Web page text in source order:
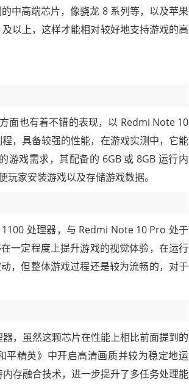
中高端芯片，像骁龙 8 系列等，以及苹果
以上，这样才能相对较好地支持游戏的高
面也有着不错的表现，以 Redmi Note 10
，具备较强的性能，在游戏实测中，它能
戏需求，其配备的 6GB 或 8GB 运行内
家安装游戏以及存储游戏数据。
处理器，与 Redmi Note 10 Pro 处于
一定程度上提升游戏的视觉体验，在运行
，但整体游戏过程还是较为流畅的，对于
，虽然这颗芯片在性能上相比前面提到的
平精英》中开启高清画质并较为稳定地运
存融合技术，进一步提升了多任务处理能